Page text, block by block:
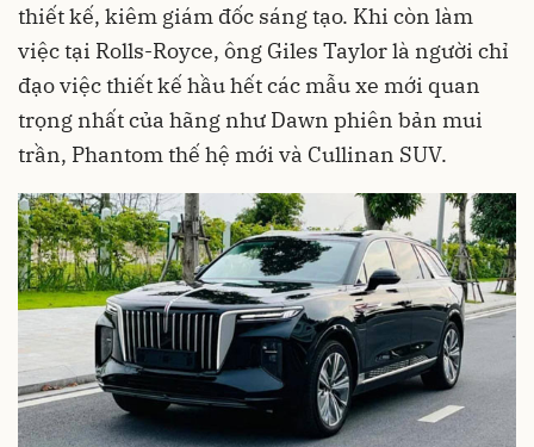
thiết kế, kiêm giám đốc sáng tạo. Khi còn làm
việc tại Rolls-Royce, ông Giles Taylor là người chỉ
đạo việc thiết kế hầu hết các mẫu xe mới quan
trọng nhất của hãng như Dawn phiên bản mui
trần, Phantom thế hệ mới và Cullinan SUV.